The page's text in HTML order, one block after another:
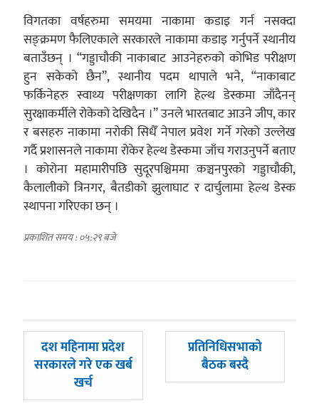
विगतका वर्षहरुमा समयमा नाकामा कडाइ गर्न नसक्दा
सङ्क्रमण फैलिएकाले सरकारले नाकामा कडाइ गर्नुपर्ने स्थानीय
बताउँछन् । “गड्डाचौकी नाकाबाट आउनेहरुको कोभिड परीक्षण
हुन सकेको छैन”, स्थानीय पदम थापाले भने, “नाकाबाट
फर्किनेहरु स्वाथ्य परीक्षणका लागि हेल्थ डेस्कमा जाँदैनन्
सुरक्षाकर्मीले रोकेको देखिदैन ।” उनले भारतबाट आउने जीप, कार
र बसहरु नाकामा नरोकी सिधैँ नेपाल प्रवेश गर्ने गरेको उल्लेख
गर्दै प्रशासनले नाकामा रोकेर हेल्थ डेस्कमा जाँच गराउनुपर्ने बताए
। कोरोना महामारीपछि सुदूरपश्चिममा कञ्चनपुरको गड्डाचौकी,
कैलालीको त्रिनगर, बैतडीको झुलाघाट र दार्चुलामा हेल्थ डेस्क
स्थापना गरिएका छन् ।
प्रकाशित समय : ०५:२९ बजे
पछिल्लाे
-
दश महिनामा प्रदेश
सरकारले गरे एक खर्ब
खर्च
अघिल्लाे
प्रतिनिधिसभाको
बैठक बस्दै